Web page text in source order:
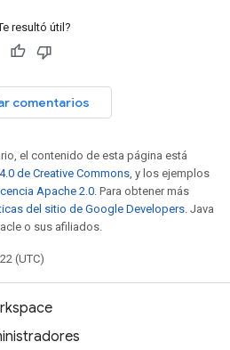
resultó útil?
comentarios
el contenido de esta página está
de Creative Commons, y los ejemplos
Apache 2.0. Para obtener más
del sitio de Google Developers. Java
o sus afiliados.
(UTC)